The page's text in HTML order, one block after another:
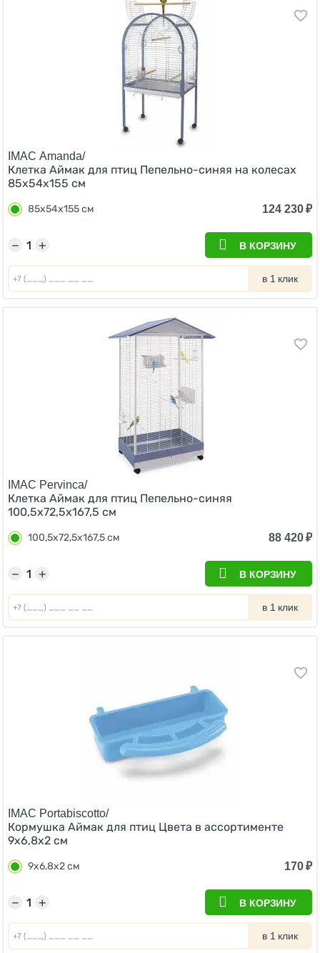
IMAC Amanda/
Клетка Аймак для птиц Пепельно-синяя на колесах
85х54х155 см
85х54х155 см 124 230₽
+
− В КОРЗИНУ
в 1 клик
IMAC Pervinca/
Клетка Аймак для птиц Пепельно-синяя
100,5х72,5х167,5 см
100,5х72,5х167,5 см 88 420₽
+
− В КОРЗИНУ
в 1 клик
IMAC Portabiscotto/
Кормушка Аймак для птиц Цвета в ассортименте
9х6,8х2 см
9х6,8х2 см 170₽
+
− В КОРЗИНУ
в 1 клик